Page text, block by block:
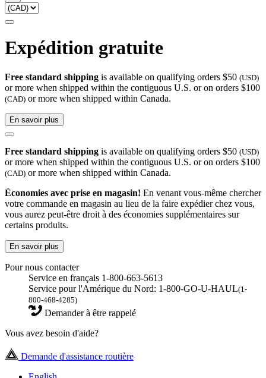
Expédition gratuite
Free standard shipping is available on qualifying orders $50 (USD)
or more when shipped within the contiguous U.S. or on orders $100
(CAD) or more when shipped within Canada.
En savoir plus
Free standard shipping is available on qualifying orders $50 (USD)
or more when shipped within the contiguous U.S. or on orders $100
(CAD) or more when shipped within Canada.
Économies avec prise en magasin! En venant vous-même chercher
votre commande en magasin au lieu de la faire expédier chez vous,
vous aurez peut-être droit à des économies supplémentaires sur
certains produits.
En savoir plus
Pour nous contacter
Service en français 1-800-663-5613
Service pour l'Amérique du Nord: 1-800-GO-U-HAUL(1-
800-468-4285)
Demander à être rappelé
Vous avez besoin d'aide?
Demande d'assistance routière